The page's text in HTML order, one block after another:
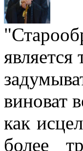
виноват
как
более